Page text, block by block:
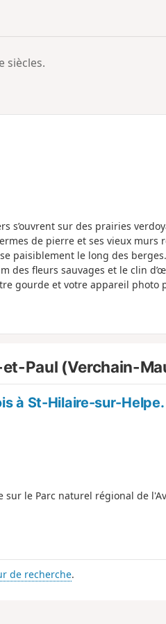
siècles.
s’ouvrent sur des prairies
de pierre et ses vieux murs
paisiblement le long des
des fleurs sauvages et le clin
gourde et votre appareil photo
Paul (Verchain-
à St-Hilaire-sur-Helpe.
le Parc naturel régional de
de recherche.